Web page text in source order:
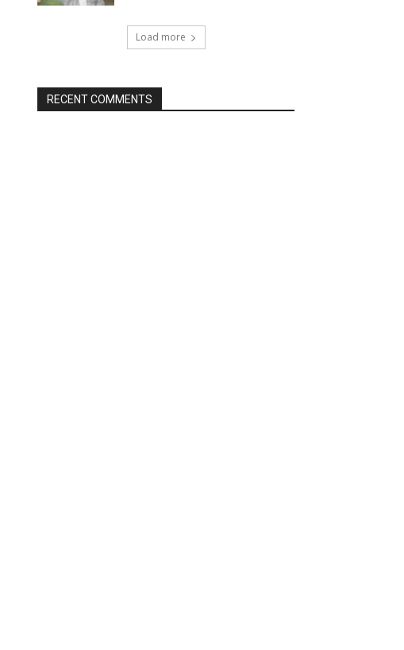
Load more
RECENT COMMENTS